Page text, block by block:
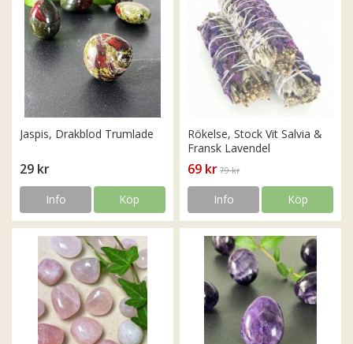
Jaspis, Drakblod Trumlade
29 kr
Info Köp
Rökelse, Stock Vit Salvia &
Fransk Lavendel
69 kr 79 kr
Info Köp